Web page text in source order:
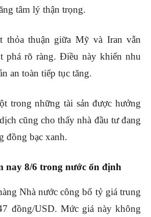
tâm lý thận trọng.
thỏa thuận giữa Mỹ và Iran vẫn
phá rõ ràng. Điều này khiến nhu
an toàn tiếp tục tăng.
trong những tài sản được hưởng
cũng cho thấy nhà đầu tư đang
đồng bạc xanh.
nay 8/6 trong nước ổn định
Nhà nước công bố tỷ giá trung
đồng/USD. Mức giá này không